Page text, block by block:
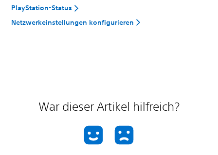
PlayStation-Status
Netzwerkeinstellungen konfigurieren
War dieser Artikel hilfreich?